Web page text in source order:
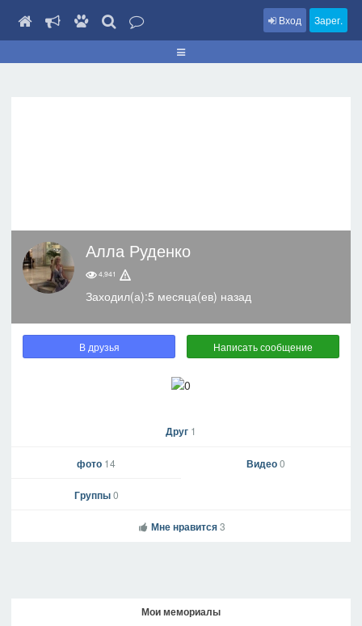
Вход Зарег.
Алла Руденко
4,941
Заходил(а):5 месяца(ев) назад
В друзья Написать сообщение
Друг 1
фото 14 Видео0
Группы0
Мне нравится 3
Мои мемориалы